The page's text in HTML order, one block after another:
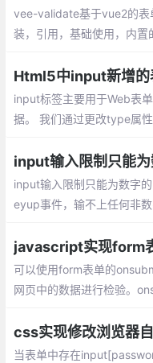
vee-validate基于vue2的表
装，引用，基础使用，内
进行调用
Html5中input新增的
input标签主要用于Web表
据。 我们通过更改type属
input输入限制只能为
input输入限制只能为数字
eyup事件，输不上任何非
javascript实现form
可以使用form表单的
网页中的数据进行检验。
css实现修改浏览器
当表单中存在